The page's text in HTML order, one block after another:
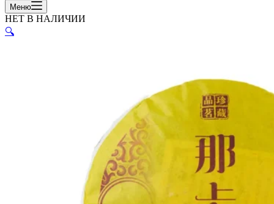
Меню
НЕТ В НАЛИЧИИ
🔍